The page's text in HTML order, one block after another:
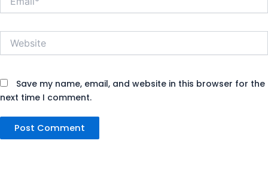
Save my name, email, and website in this browser for the
next time I comment.